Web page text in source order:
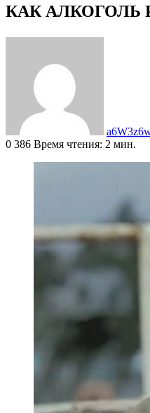
КАК АЛКОГОЛЬ
0 386 Время чтения: 2 мин.